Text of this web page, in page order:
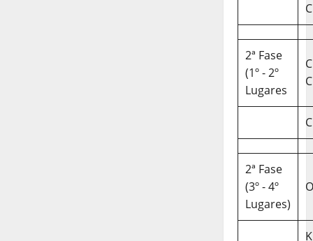
C
2ª Fase
(1º - 2º
Lugares
C
2ª Fase
(3º - 4º
Lugares)